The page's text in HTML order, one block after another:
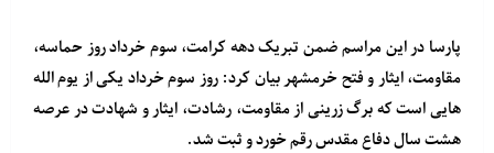
پارسا در این مراسم ضمن تبریک دهه کرامت، سوم خرداد روز حماسه،
مقاومت، ایثار و فتح خرمشهر بیان کرد: روز سوم خرداد یکی از یوم الله
هایی است که برگ زرینی از مقاومت، رشادت، ایثار و شهادت در عرصه
هشت سال دفاع مقدس رقم خورد و ثبت شد.